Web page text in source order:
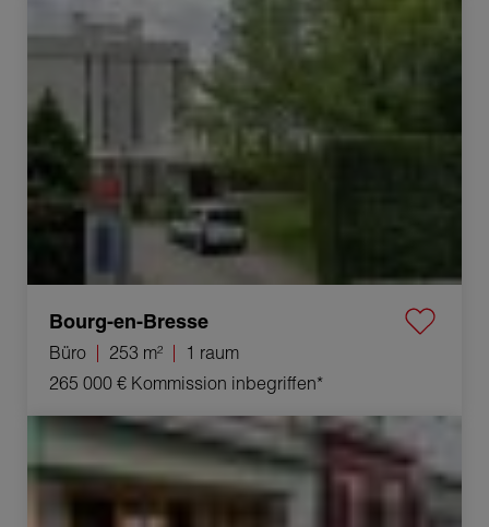
Verkauf Büro Bourg-en-Bresse 1 raum 253 m²
Bourg-en-Bresse
Büro 253 m²
1 raum
265 000 € Kommission inbegriffen*
Verkauf Geschäft Bourg-en-Bresse 1 raum 152.91 m²